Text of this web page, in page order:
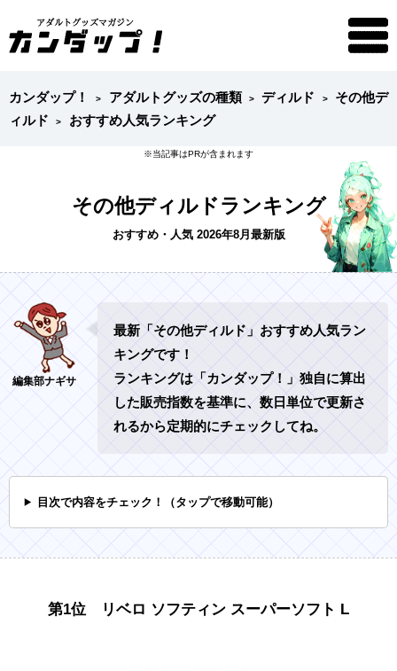
カンダップ！ アダルトグッズの種類 ディルド
その他デ
ィルド
おすすめ人気ランキング
その他ディルドランキング
おすすめ・人気 2026年8月最新版
最新「その他ディルド」おすすめ人気ラン
キングです！
ランキングは「カンダップ！」独自に算出
した販売指数を基準に、数日単位で更新さ
れるから定期的にチェックしてね。
目次で内容をチェック！（タップで移動可能）
第1位 リベロ ソフティン スーパーソフト L